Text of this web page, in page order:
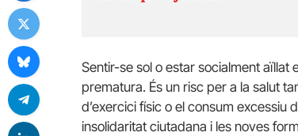
Sentir-se sol o estar socialment
prematura. És un risc per a la salut
d’exercici físic o el consum excessiu
insolidaritat ciutadana i les noves